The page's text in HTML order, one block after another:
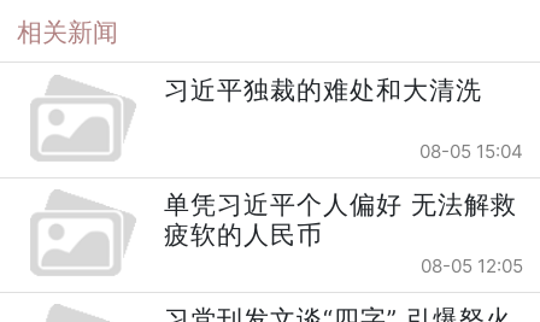
相关新闻
习近平独裁的难处和大清洗
08-05 15:04
单凭习近平个人偏好 无法解救
疲软的人民币
08-05 12:05